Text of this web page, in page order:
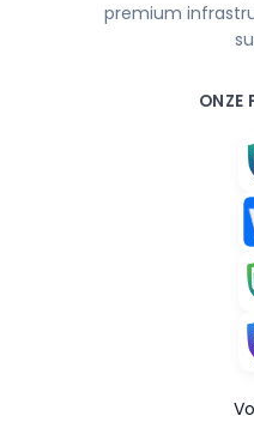
premium
ONZE